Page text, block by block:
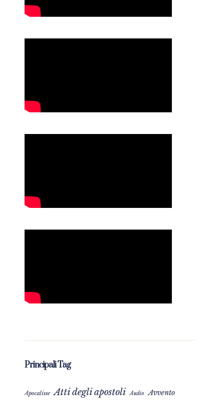
Principali Tag
Apocalisse Atti degli apostoli Audio Avvento